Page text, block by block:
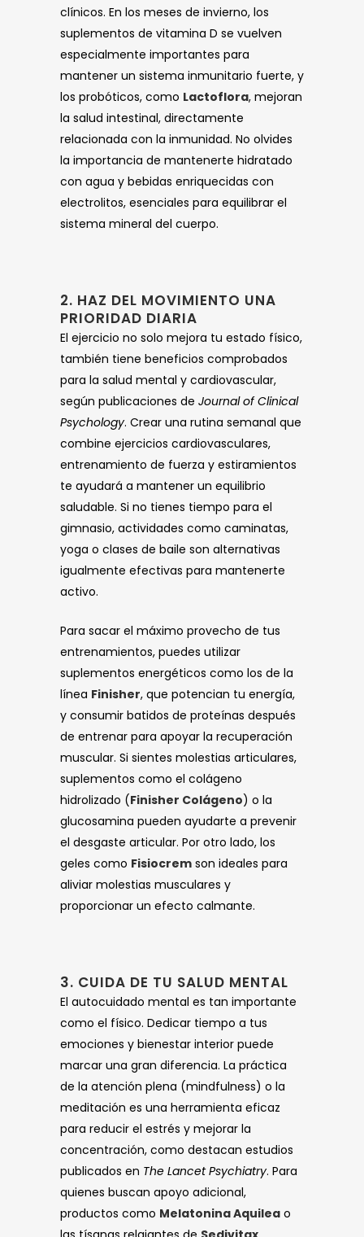
clínicos. En los meses de invierno, los
suplementos de vitamina D se vuelven
especialmente importantes para
mantener un sistema inmunitario fuerte, y
los probóticos, como Lactoflora, mejoran
la salud intestinal, directamente
relacionada con la inmunidad. No olvides
la importancia de mantenerte hidratado
con agua y bebidas enriquecidas con
electrolitos, esenciales para equilibrar el
sistema mineral del cuerpo.
2. HAZ DEL MOVIMIENTO UNA
PRIORIDAD DIARIA
El ejercicio no solo mejora tu estado físico,
también tiene beneficios comprobados
para la salud mental y cardiovascular,
según publicaciones de Journal of Clinical
Psychology. Crear una rutina semanal que
combine ejercicios cardiovasculares,
entrenamiento de fuerza y estiramientos
te ayudará a mantener un equilibrio
saludable. Si no tienes tiempo para el
gimnasio, actividades como caminatas,
yoga o clases de baile son alternativas
igualmente efectivas para mantenerte
activo.
Para sacar el máximo provecho de tus
entrenamientos, puedes utilizar
suplementos energéticos como los de la
línea Finisher, que potencian tu energía,
y consumir batidos de proteínas después
de entrenar para apoyar la recuperación
muscular. Si sientes molestias articulares,
suplementos como el colágeno
hidrolizado (Finisher Colágeno) o la
glucosamina pueden ayudarte a prevenir
el desgaste articular. Por otro lado, los
geles como Fisiocrem son ideales para
aliviar molestias musculares y
proporcionar un efecto calmante.
3. CUIDA DE TU SALUD MENTAL
El autocuidado mental es tan importante
como el físico. Dedicar tiempo a tus
emociones y bienestar interior puede
marcar una gran diferencia. La práctica
de la atención plena (mindfulness) o la
meditación es una herramienta eficaz
para reducir el estrés y mejorar la
concentración, como destacan estudios
publicados en The Lancet Psychiatry. Para
quienes buscan apoyo adicional,
productos como Melatonina Aquilea o